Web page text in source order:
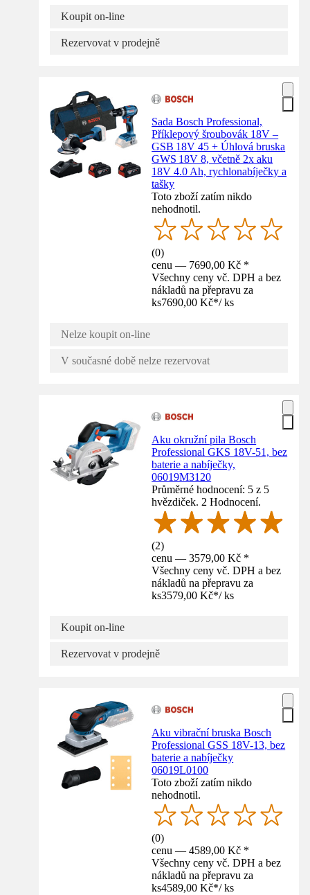
Koupit on-line
Rezervovat v prodejně
Sada Bosch Professional,
Příklepový šroubovák 18V –
GSB 18V 45 + Úhlová bruska
GWS 18V 8, včetně 2x aku
18V 4.0 Ah, rychlonabíječky a
tašky
Toto zboží zatím nikdo
nehodnotil.
(0)
cenu — 7690,00 Kč *
Všechny ceny vč. DPH a bez
nákladů na přepravu za
ks7690,00 Kč*/ ks
Nelze koupit on-line
V současné době nelze rezervovat
Aku okružní pila Bosch
Professional GKS 18V-51, bez
baterie a nabíječky,
06019M3120
Průměrné hodnocení: 5 z 5
hvězdiček. 2 Hodnocení.
(2)
cenu — 3579,00 Kč *
Všechny ceny vč. DPH a bez
nákladů na přepravu za
ks3579,00 Kč*/ ks
Koupit on-line
Rezervovat v prodejně
Aku vibrační bruska Bosch
Professional GSS 18V-13, bez
baterie a nabíječky
06019L0100
Toto zboží zatím nikdo
nehodnotil.
(0)
cenu — 4589,00 Kč *
Všechny ceny vč. DPH a bez
nákladů na přepravu za
ks4589,00 Kč*/ ks